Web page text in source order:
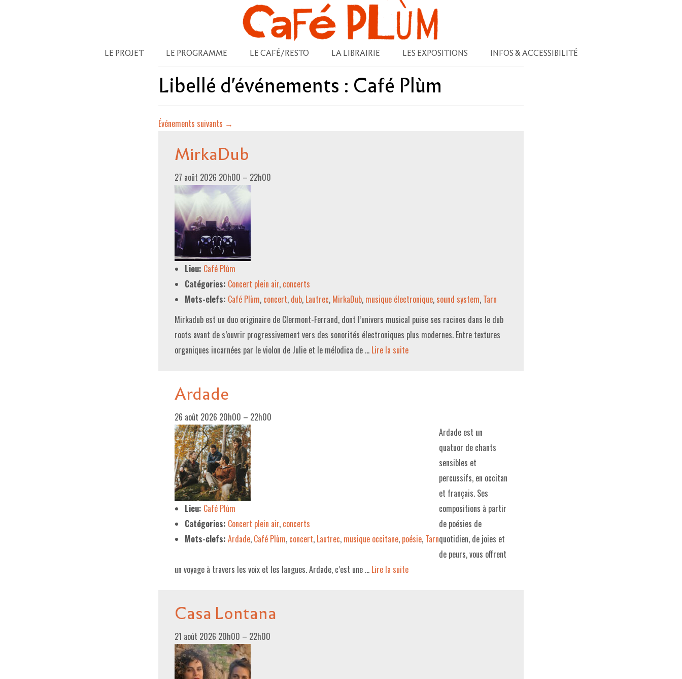
LE PROJET LE PROGRAMME LE CAFÉ/RESTO LA LIBRAIRIE LES EXPOSITIONS INFOS & ACCESSIBILITÉ
Libellé d'événements : Café Plùm
Événements suivants →
MirkaDub
27 août 2026 20h00 – 22h00
Lieu: Café Plùm
Catégories: Concert plein air, concerts
Mots-clefs: Café Plùm, concert, dub, Lautrec, MirkaDub, musique électronique, sound system, Tarn
Mirkadub est un duo originaire de Clermont-Ferrand, dont l’univers musical puise ses racines dans le dub
roots avant de s’ouvrir progressivement vers des sonorités électroniques plus modernes. Entre textures
organiques incarnées par le violon de Julie et le mélodica de … Lire la suite­­
Ardade
26 août 2026 20h00 – 22h00
Lieu: Café Plùm
Catégories: Concert plein air, concerts
Mots-clefs: Ardade, Café Plùm, concert, Lautrec, musique occitane, poésie, Tarn
Ardade est un
quatuor de chants
sensibles et
percussifs, en occitan
et français. Ses
compositions à partir
de poésies de
quotidien, de joies et
de peurs, vous offrent
un voyage à travers les voix et les langues. Ardade, c’est une … Lire la suite­­
Casa Lontana
21 août 2026 20h00 – 22h00